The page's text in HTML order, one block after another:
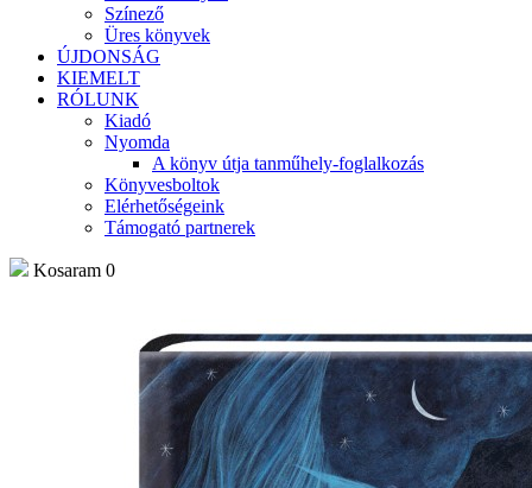
Színező
Üres könyvek
ÚJDONSÁG
KIEMELT
RÓLUNK
Kiadó
Nyomda
A könyv útja tanműhely-foglalkozás
Könyvesboltok
Elérhetőségeink
Támogató partnerek
Kosaram 0